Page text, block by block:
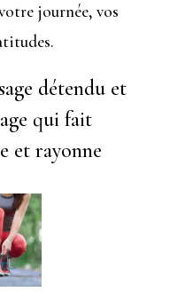
journée, vos
détendu et
qui fait
et rayonne